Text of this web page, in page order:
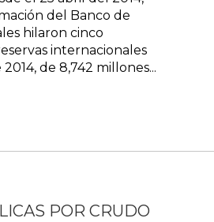
del Banco de
hilaron cinco
internacionales
de 8,742 millones...
POR CRUDO